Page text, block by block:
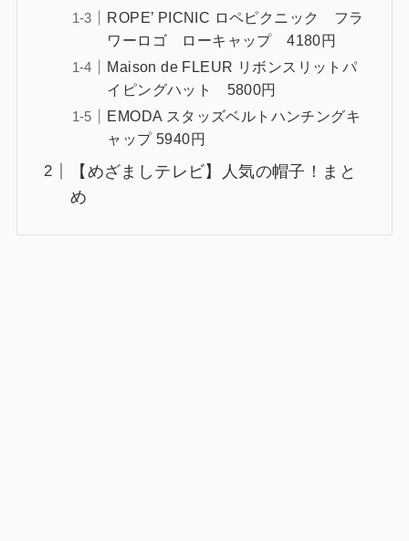
ROPE’ PICNIC ロペピクニック フラ
ワーロゴ ローキャップ 4180円
Maison de FLEUR リボンスリットパ
イピングハット 5800円
EMODA スタッズベルトハンチングキ
ャップ 5940円
【めざましテレビ】人気の帽子！まと
め